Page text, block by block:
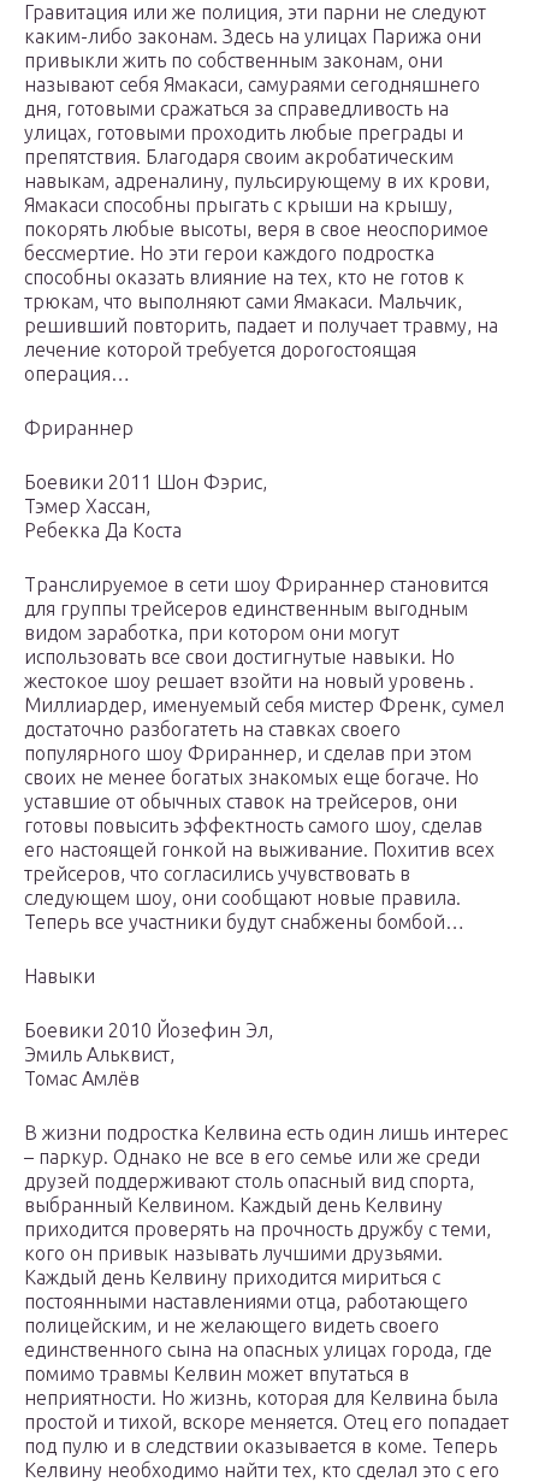
Гравитация или же полиция, эти парни не следуют
каким-либо законам. Здесь на улицах Парижа они
привыкли жить по собственным законам, они
называют себя Ямакаси, самураями сегодняшнего
дня, готовыми сражаться за справедливость на
улицах, готовыми проходить любые преграды и
препятствия. Благодаря своим акробатическим
навыкам, адреналину, пульсирующему в их крови,
Ямакаси способны прыгать с крыши на крышу,
покорять любые высоты, веря в свое неоспоримое
бессмертие. Но эти герои каждого подростка
способны оказать влияние на тех, кто не готов к
трюкам, что выполняют сами Ямакаси. Мальчик,
решивший повторить, падает и получает травму, на
лечение которой требуется дорогостоящая
операция…
Фрираннер
Боевики 2011 Шон Фэрис,
Тэмер Хассан,
Ребекка Да Коста
Транслируемое в сети шоу Фрираннер становится
для группы трейсеров единственным выгодным
видом заработка, при котором они могут
использовать все свои достигнутые навыки. Но
жестокое шоу решает взойти на новый уровень .
Миллиардер, именуемый себя мистер Френк, сумел
достаточно разбогатеть на ставках своего
популярного шоу Фрираннер, и сделав при этом
своих не менее богатых знакомых еще богаче. Но
уставшие от обычных ставок на трейсеров, они
готовы повысить эффектность самого шоу, сделав
его настоящей гонкой на выживание. Похитив всех
трейсеров, что согласились учувствовать в
следующем шоу, они сообщают новые правила.
Теперь все участники будут снабжены бомбой…
Навыки
Боевики 2010 Йозефин Эл,
Эмиль Альквист,
Томас Амлёв
В жизни подростка Келвина есть один лишь интерес
– паркур. Однако не все в его семье или же среди
друзей поддерживают столь опасный вид спорта,
выбранный Келвином. Каждый день Келвину
приходится проверять на прочность дружбу с теми,
кого он привык называть лучшими друзьями.
Каждый день Келвину приходится мириться с
постоянными наставлениями отца, работающего
полицейским, и не желающего видеть своего
единственного сына на опасных улицах города, где
помимо травмы Келвин может впутаться в
неприятности. Но жизнь, которая для Келвина была
простой и тихой, вскоре меняется. Отец его попадает
под пулю и в следствии оказывается в коме. Теперь
Келвину необходимо найти тех, кто сделал это с его